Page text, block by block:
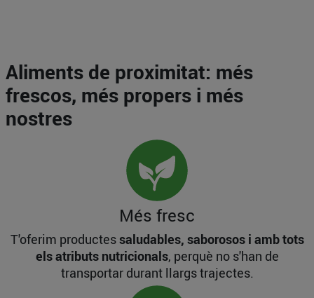
Aliments de proximitat: més
frescos, més propers i més
nostres
Més fresc
T'oferim productessaludables, saborosos i amb tots
els atributs nutricionals, perquè no s'han de
transportar durant llargs trajectes.